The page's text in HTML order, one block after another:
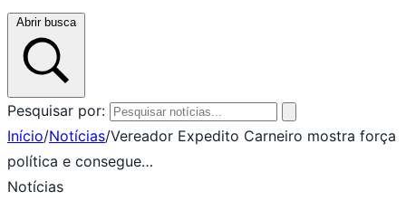
Abrir busca
Pesquisar por:
Início/Notícias/Vereador Expedito Carneiro mostra força
política e consegue…
Notícias